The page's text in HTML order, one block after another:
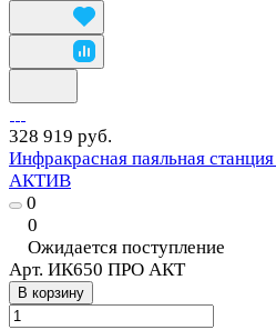
328 919 руб.
Инфракрасная паяльная
АКТИВ
0
0
Ожидается поступление
Арт. ИК650 ПРО АКТ
В корзину